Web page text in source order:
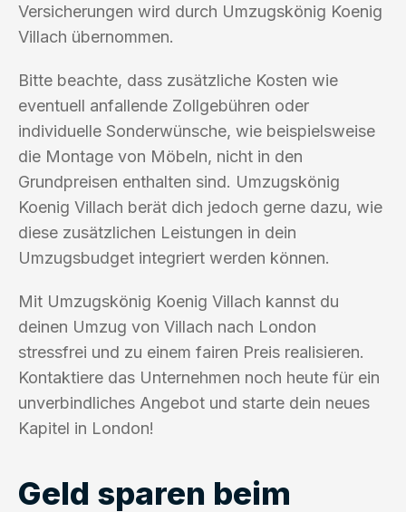
Versicherungen wird durch Umzugskönig Koenig
Villach übernommen.
Bitte beachte, dass zusätzliche Kosten wie
eventuell anfallende Zollgebühren oder
individuelle Sonderwünsche, wie beispielsweise
die Montage von Möbeln, nicht in den
Grundpreisen enthalten sind. Umzugskönig
Koenig Villach berät dich jedoch gerne dazu, wie
diese zusätzlichen Leistungen in dein
Umzugsbudget integriert werden können.
Mit Umzugskönig Koenig Villach kannst du
deinen Umzug von Villach nach London
stressfrei und zu einem fairen Preis realisieren.
Kontaktiere das Unternehmen noch heute für ein
unverbindliches Angebot und starte dein neues
Kapitel in London!
Geld sparen beim